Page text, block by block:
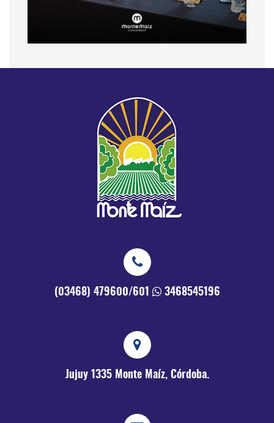
(03468) 479600/601 3468545196
Jujuy 1335 Monte Maíz, Córdoba.